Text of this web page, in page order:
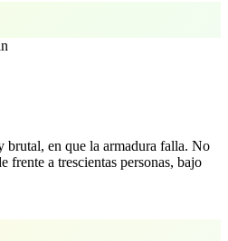
brutal, en que la armadura falla. No
frente a trescientas personas, bajo